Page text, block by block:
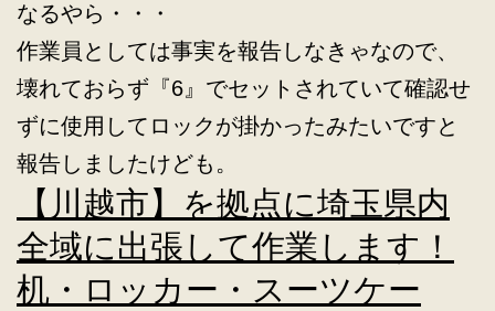
なるやら・・・
作業員としては事実を報告しなきゃなので、
壊れておらず『6』でセットされていて確認せ
ずに使用してロックが掛かったみたいですと
報告しましたけども。
【川越市】を拠点に埼玉県内
全域に出張して作業します！
机・ロッカー・スーツケー